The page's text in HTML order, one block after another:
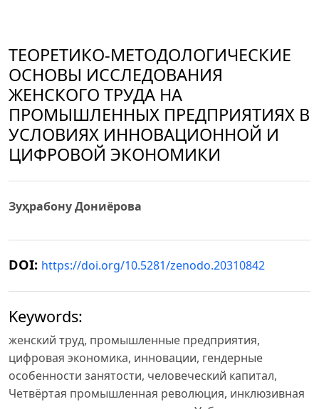
ТЕОРЕТИКО-МЕТОДОЛОГИЧЕСКИЕ
ОСНОВЫ ИССЛЕДОВАНИЯ
ЖЕНСКОГО ТРУДА НА
ПРОМЫШЛЕННЫХ ПРЕДПРИЯТИЯХ В
УСЛОВИЯХ ИННОВАЦИОННОЙ И
ЦИФРОВОЙ ЭКОНОМИКИ
Зуҳрабону Дониёрова
DOI: https://doi.org/10.5281/zenodo.20310842
Keywords:
женский труд, промышленные предприятия,
цифровая экономика, инновации, гендерные
особенности занятости, человеческий капитал,
Четвёртая промышленная революция, инклюзивная